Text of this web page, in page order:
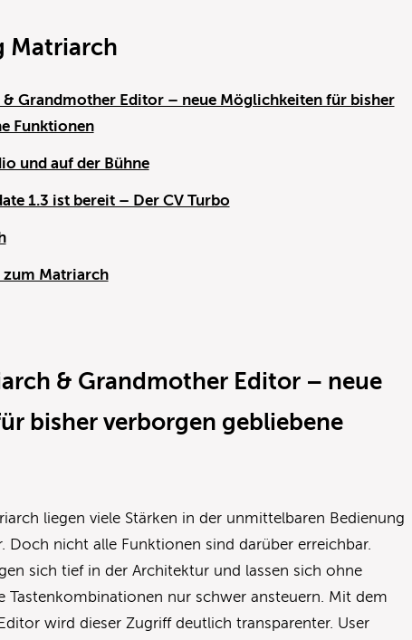
Matriarch
Grandmother Editor – neue Möglichkeiten für bisher
Funktionen
und auf der Bühne
1.3 ist bereit – Der CV Turbo
Matriarch
& Grandmother Editor – neue
bisher verborgen gebliebene
liegen viele Stärken in der unmittelbaren Bedienung
Doch nicht alle Funktionen sind darüber erreichbar.
sich tief in der Architektur und lassen sich ohne
Tastenkombinationen nur schwer ansteuern. Mit dem
wird dieser Zugriff deutlich transparenter. User